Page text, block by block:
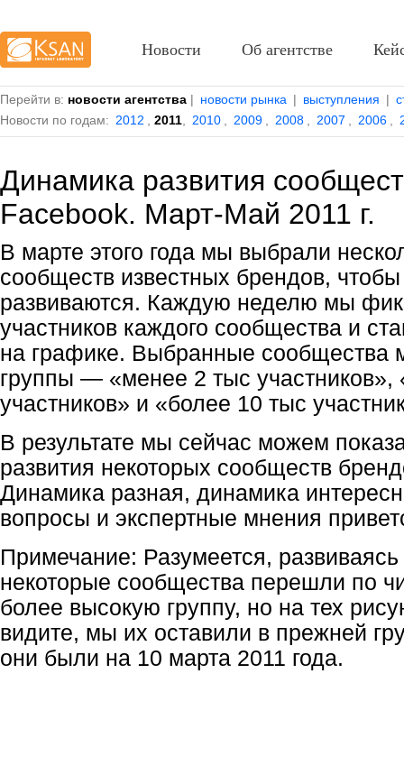
Перейти в: новости агентства | новости рынка | выступления |
Новости по годам: 2012 2011 2010 2009 2008 2007 2006
Динамика развития
Facebook. Март-Май 2011 г.
В марте этого года мы выбрали
сообществ известных брендов,
развиваются. Каждую неделю мы
участников каждого сообщества и
на графике. Выбранные сообщества
группы — «менее 2 тыс участников»,
участников» и «более 10 тыс
В результате мы сейчас можем
развития некоторых сообществ
Динамика разная, динамика
вопросы и экспертные мнения
Примечание: Разумеется,
некоторые сообщества перешли по
более высокую группу, но на тех
видите, мы их оставили в прежней
они были на 10 марта 2011 года.
Новости Об агентстве